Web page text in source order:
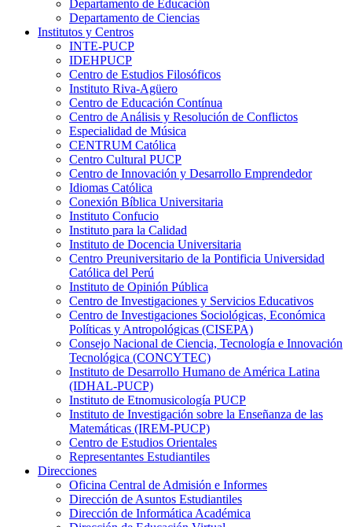
Departamento de Educación
Departamento de Ciencias
Institutos y Centros
INTE-PUCP
IDEHPUCP
Centro de Estudios Filosóficos
Instituto Riva-Agüero
Centro de Educación Contínua
Centro de Análisis y Resolución de Conflictos
Especialidad de Música
CENTRUM Católica
Centro Cultural PUCP
Centro de Innovación y Desarrollo Emprendedor
Idiomas Católica
Conexión Bíblica Universitaria
Instituto Confucio
Instituto para la Calidad
Instituto de Docencia Universitaria
Centro Preuniversitario de la Pontificia Universidad
Católica del Perú
Instituto de Opinión Pública
Centro de Investigaciones y Servicios Educativos
Centro de Investigaciones Sociológicas, Económica
Políticas y Antropológicas (CISEPA)
Consejo Nacional de Ciencia, Tecnología e Innovación
Tecnológica (CONCYTEC)
Instituto de Desarrollo Humano de América Latina
(IDHAL-PUCP)
Instituto de Etnomusicología PUCP
Instituto de Investigación sobre la Enseñanza de las
Matemáticas (IREM-PUCP)
Centro de Estudios Orientales
Representantes Estudiantiles
Direcciones
Oficina Central de Admisión e Informes
Dirección de Asuntos Estudiantiles
Dirección de Informática Académica